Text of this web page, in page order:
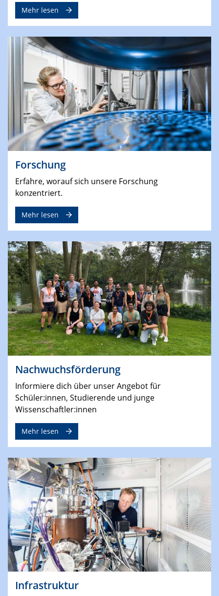
Mehr lesen
Forschung
Erfahre, worauf sich unsere Forschung
konzentriert.
Mehr lesen
Nachwuchsförderung
Informiere dich über unser Angebot für
Schüler:innen, Studierende und junge
Wissenschaftler:innen
Mehr lesen
Infrastruktur